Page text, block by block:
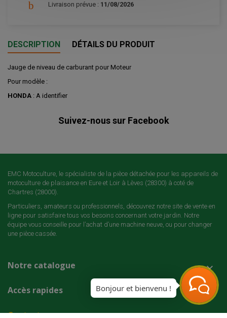
Livraison prévue : 11/08/2026
DESCRIPTION DÉTAILS DU PRODUIT
Jauge de niveau de carburant pour Moteur
Pour modèle :
HONDA : A identifier
Suivez-nous sur Facebook
EMC Motoculture, le spécialiste de la pièce détachée pour les appareils de
motoculture de plaisance en Eure et Loir à Lèves (28300) à coté de
Chartres (28000).
Particuliers, amateurs ou professionnels, découvrez notre site de vente en
ligne pour satisfaire tous vos besoins concernant votre jardin. Notre
équipe vous conseille pour l’achat d’une machine neuve, ou pour changer
une pièce cassée.
Notre catalogue 
Accès rapides 
Contact
Bonjour et bienvenu !